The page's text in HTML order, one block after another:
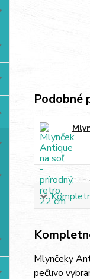
Podobné
Mlynčeky
pečlivo